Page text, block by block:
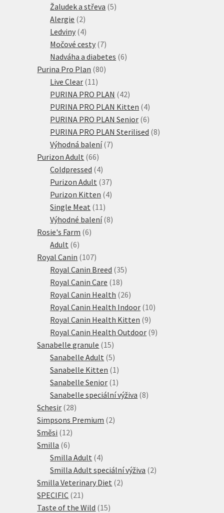
produktů
Žaludek a střeva 55
Alergie 22
produkty
Ledviny 44
produkty
Močové cesty 77
produktů
Nadváha a diabetes 66
Purina Pro Plan 8080
Live Clear 11 11
produktů
PURINA PRO PLAN 4242
produktů
PURINA PRO PLAN Kitten 44
produkty
PURINA PRO PLAN Senior 66
produktů
PURINA PRO PLAN Sterilised 88
Výhodná balení 77
Purizon Adult 6666
produktů
Coldpressed 44
produkty
Purizon Adult 3737
produktů
Purizon Kitten 44
Single Meat 11 11
produktů
Výhodné balení 88
Rosie's Farm 66
Adult 66
produktů
Royal Canin 107107
produktů
Royal Canin Breed 3535
Royal Canin Care 1818
produktů
Royal Canin Health 2626
produktů
Royal Canin Health Indoor 1010
Royal Canin Health Kitten 99
produktů
Royal Canin Health Outdoor 99
Sanabelle granule 1515
produktů
Sanabelle Adult 55
produktů
Sanabelle Kitten 1 1
produkt
Sanabelle Senior 1 1
produkt
Sanabelle speciální výživa 88
Schesir 2828
produktů
Simpsons Premium 22
Směsi 1212
Smilla 66
produktů
Smilla Adult 44
produkty
Smilla Adult speciální výživa 22
Smilla Veterinary Diet 22
SPECIFIC 21 21
produktů
Taste of the Wild 1515